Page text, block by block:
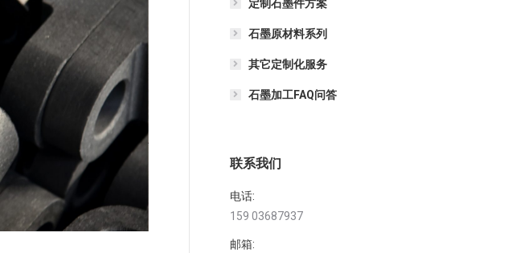
定制石墨件方案
石墨原材料系列
其它定制化服务
石墨加工FAQ问答
联系我们
电话:
159 03687937
邮箱: